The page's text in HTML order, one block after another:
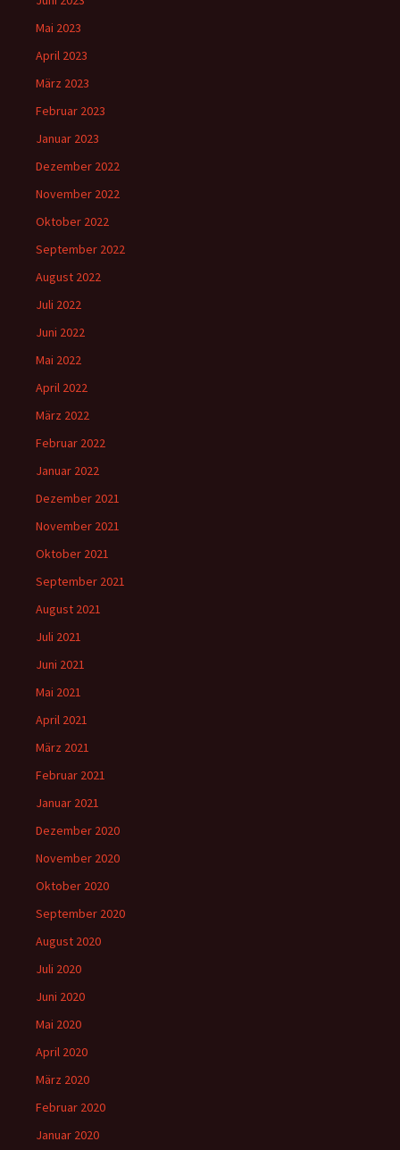
Mai 2023
April 2023
März 2023
Februar 2023
Januar 2023
Dezember 2022
November 2022
Oktober 2022
September 2022
August 2022
Juli 2022
Juni 2022
Mai 2022
April 2022
März 2022
Februar 2022
Januar 2022
Dezember 2021
November 2021
Oktober 2021
September 2021
August 2021
Juli 2021
Juni 2021
Mai 2021
April 2021
März 2021
Februar 2021
Januar 2021
Dezember 2020
November 2020
Oktober 2020
September 2020
August 2020
Juli 2020
Juni 2020
Mai 2020
April 2020
März 2020
Februar 2020
Januar 2020